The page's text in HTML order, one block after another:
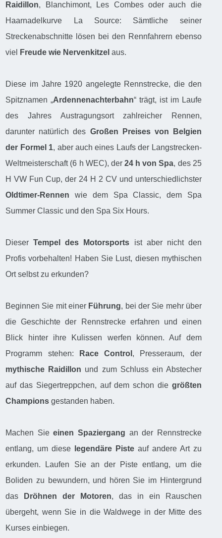
Raidillon, Blanchimont, Les Combes oder auch die
Haarnadelkurve La Source: Sämtliche seiner
Streckenabschnitte lösen bei den Rennfahrern ebenso
viel
Freude wie Nervenkitzel aus.
Diese im Jahre 1920 angelegte Rennstrecke, die den
Spitznamen „Ardennenachterbahn“ trägt, ist im Laufe
des Jahres Austragungsort zahlreicher Rennen,
darunter natürlich des Großen Preises von Belgien
der Formel 1, aber auch eines Laufs der Langstrecken-
Weltmeisterschaft (6 h WEC), der 24 h von Spa, des 25
H VW Fun Cup, der 24 H 2 CV und unterschiedlichster
Oldtimer-Rennen wie dem Spa Classic, dem Spa
Summer Classic und den Spa Six Hours.
DieserTempel des Motorsports ist aber nicht den
Profis vorbehalten! Haben Sie Lust, diesen mythischen
Ort selbst zu erkunden?
Beginnen Sie mit einer Führung, bei der Sie mehr über
die Geschichte der Rennstrecke erfahren und einen
Blick hinter ihre Kulissen werfen können. Auf dem
Programm stehen:
Race Control , Presseraum, der
mythische Raidillon und zum Schluss ein Abstecher
auf das Siegertreppchen, auf dem schon die größten
Champions gestanden haben.
Machen Sieeinen Spaziergang an der Rennstrecke
entlang, um diese
legendäre Piste auf andere Art zu
erkunden. Laufen Sie an der Piste entlang, um die
Boliden zu bewundern, und hören Sie im Hintergrund
das
Dröhnen der Motoren, das in ein Rauschen
übergeht, wenn Sie in die Waldwege in der Mitte des
Kurses einbiegen.